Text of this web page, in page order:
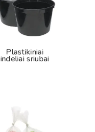
Plastikiniai
indeliai sriubai